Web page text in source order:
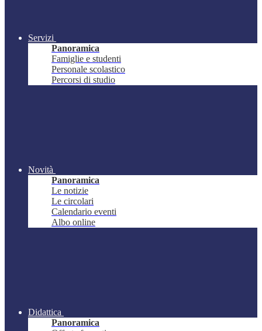
Servizi
Panoramica
Famiglie e studenti
Personale scolastico
Percorsi di studio
Novità
Panoramica
Le notizie
Le circolari
Calendario eventi
Albo online
Didattica
Panoramica